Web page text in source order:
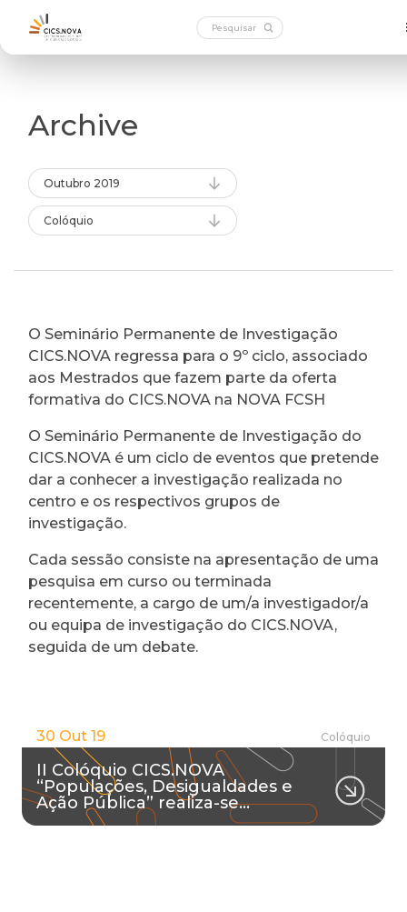
Archive
Outubro 2019
Colóquio
O Seminário Permanente de Investigação
CICS.NOVA regressa para o 9º ciclo, associado
aos Mestrados que fazem parte da oferta
formativa do CICS.NOVA na NOVA FCSH
O Seminário Permanente de Investigação do
CICS.NOVA é um ciclo de eventos que pretende
dar a conhecer a investigação realizada no
centro e os respectivos grupos de
investigação.
Cada sessão consiste na apresentação de uma
pesquisa em curso ou terminada
recentemente, a cargo de um/a investigador/a
ou equipa de investigação do CICS.NOVA,
seguida de um debate.
30 Out 19 Colóquio
II Colóquio CICS.NOVA
“Populações, Desigualdades e
Ação Pública” realiza-se…